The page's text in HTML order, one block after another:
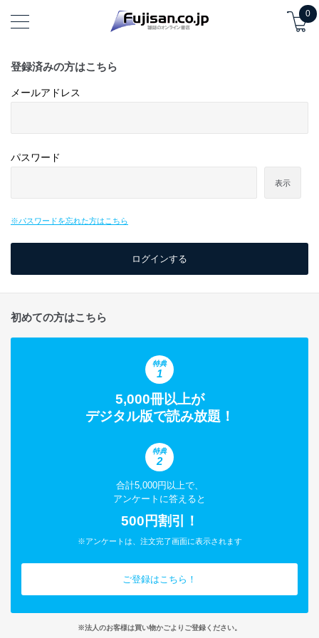
0
登録済みの方はこちら
メールアドレス
パスワード
表示
※パスワードを忘れた方はこちら
初めての方はこちら
特典
1
5,000冊以上が
デジタル版で読み放題！
特典
2
合計5,000円以上で、
アンケートに答えると
500円割引！
※アンケートは、注文完了画面に表示されます
ご登録はこちら！
※法人のお客様は買い物かごよりご登録ください。